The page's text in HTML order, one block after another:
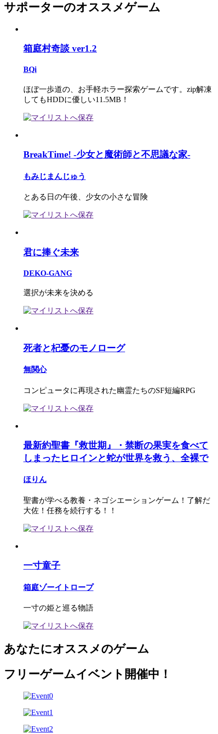
サポーターのオススメゲーム
箱庭村奇談 ver1.2
BQi
ほぼ一歩道の、お手軽ホラー探索ゲームです。zip解凍
してもHDDに優しい11.5MB！
BreakTime! -少女と魔術師と不思議な家-
もみじまんじゅう
とある日の午後、少女の小さな冒険
君に捧ぐ未来
DEKO-GANG
選択が未来を決める
死者と杞憂のモノローグ
無関心
コンピュータに再現された幽霊たちのSF短編RPG
最新約聖書『救世期』・禁断の果実を食べて
しまったヒロインと蛇が世界を救う、全裸で
ほりん
聖書が学べる教養・ネゴシエーションゲーム！了解だ
大佐！任務を続行する！！
一寸童子
箱庭ゾーイトロープ
一寸の姫と巡る物語
あなたにオススメのゲーム
フリーゲームイベント開催中！